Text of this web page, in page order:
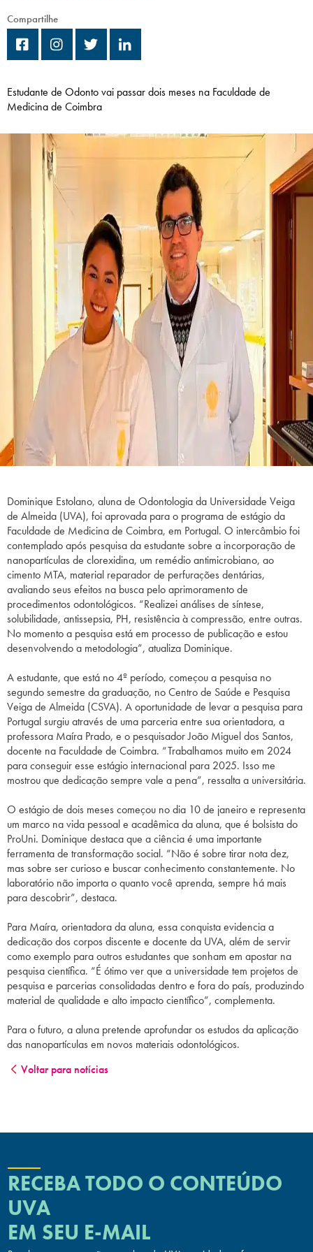
Campi/Unidades
Atendimento (21) 2574 8888
Conclua sua Matrícula
ÁREA DO ALUNO
Compartilhe
Estudante de Odonto vai passar dois meses na Faculdade de
Medicina de Coimbra
Dominique Estolano, aluna de Odontologia da Universidade Veiga
de Almeida (UVA), foi aprovada para o programa de estágio da
Faculdade de Medicina de Coimbra, em Portugal. O intercâmbio foi
contemplado após pesquisa da estudante sobre a incorporação de
nanopartículas de clorexidina, um remédio antimicrobiano, ao
cimento MTA, material reparador de perfurações dentárias,
avaliando seus efeitos na busca pelo aprimoramento de
procedimentos odontológicos. “Realizei análises de síntese,
solubilidade, antissepsia, PH, resistência à compressão, entre outras.
No momento a pesquisa está em processo de publicação e estou
desenvolvendo a metodologia”, atualiza Dominique.
A estudante, que está no 4º período, começou a pesquisa no
segundo semestre da graduação, no Centro de Saúde e Pesquisa
Veiga de Almeida (CSVA). A oportunidade de levar a pesquisa para
Portugal surgiu através de uma parceria entre sua orientadora, a
professora Maíra Prado, e o pesquisador João Miguel dos Santos,
docente na Faculdade de Coimbra. “Trabalhamos muito em 2024
para conseguir esse estágio internacional para 2025. Isso me
mostrou que dedicação sempre vale a pena”, ressalta a universitária.
O estágio de dois meses começou no dia 10 de janeiro e representa
um marco na vida pessoal e acadêmica da aluna, que é bolsista do
ProUni. Dominique destaca que a ciência é uma importante
ferramenta de transformação social. “Não é sobre tirar nota dez,
mas sobre ser curioso e buscar conhecimento constantemente. No
laboratório não importa o quanto você aprenda, sempre há mais
para descobrir”, destaca.
Para Maíra, orientadora da aluna, essa conquista evidencia a
dedicação dos corpos discente e docente da UVA, além de servir
como exemplo para outros estudantes que sonham em apostar na
pesquisa científica. “É ótimo ver que a universidade tem projetos de
pesquisa e parcerias consolidadas dentro e fora do país, produzindo
material de qualidade e alto impacto científico”, complementa.
Para o futuro, a aluna pretende aprofundar os estudos da aplicação
das nanopartículas em novos materiais odontológicos.
Voltar para notícias
RECEBA TODO O CONTEÚDO
UVA
EM SEU E-MAIL